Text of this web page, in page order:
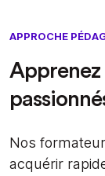
APPROCHE
Apprenez
Nos
acquérir